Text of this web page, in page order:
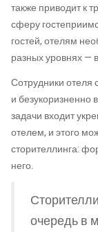
также приводит к
сферу
гостей, отелям
разных уровнях —
Сотрудники отеля
и
задачи входит
отелем, и этого
сторителлинга:
него.
очередь в